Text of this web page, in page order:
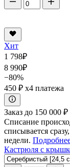
Хит
1 798₽
8 990₽
−80%
450 ₽ x4 платежа
Заказ до 150 000
Списание
списывается
недели.
Кастрюля с